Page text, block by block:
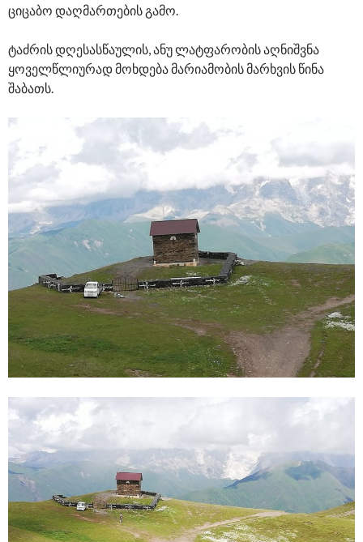
ციცაბო დაღმართების გამო.
ტაძრის დღესასწაულის, ანუ ლატფარობის აღნიშვნა
ყოველწლიურად მოხდება მარიამობის მარხვის წინა
შაბათს.